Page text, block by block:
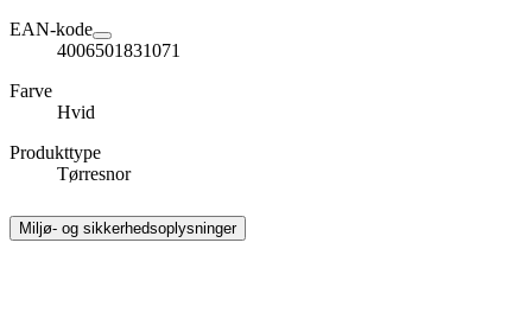
EAN-kode
4006501831071
Farve
Hvid
Produkttype
Tørresnor
Miljø- og sikkerhedsoplysninger